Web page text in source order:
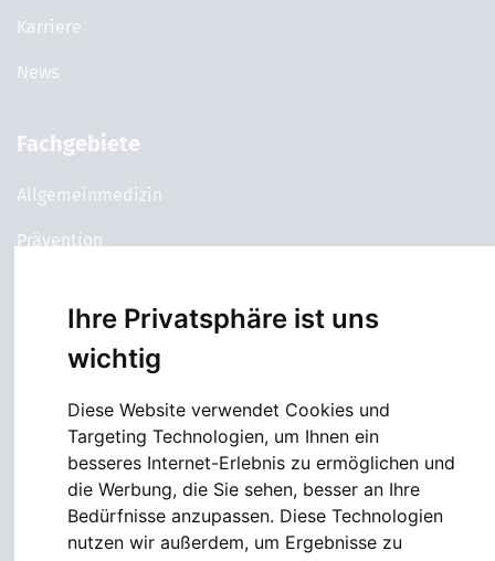
Ihre Privatsphäre ist uns
wichtig
Diese Website verwendet Cookies und
Targeting Technologien, um Ihnen ein
besseres Internet-Erlebnis zu ermöglichen und
die Werbung, die Sie sehen, besser an Ihre
Bedürfnisse anzupassen. Diese Technologien
nutzen wir außerdem, um Ergebnisse zu
Karriere
News
Fachgebiete
Allgemeinmedizin
Prävention
Gastroenterologie
Lungenheilkunde
Neurologie & Psychiatrie
Services
Terminbuchung